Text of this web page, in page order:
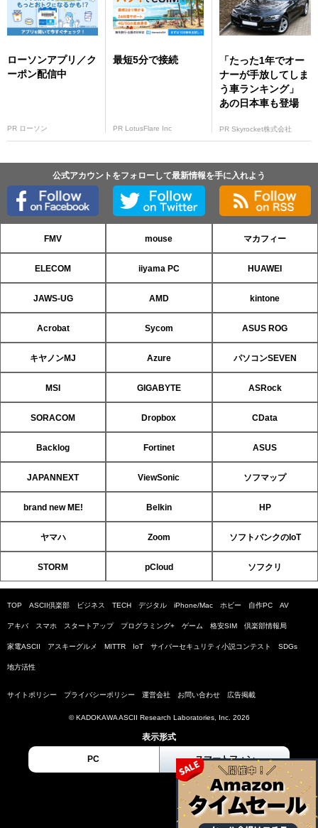
ローソンアプリ／ク
ーポン配信中
PR ローソン
最短5分で接続
PR LotusFlare Inc
「たった1年でオー
ナーが手放してしま
う車ランキング」
あの日本車も登場
PR Skyrocket株式会社
公式アカウントをフォローして最新情報を手に入れよう
FMV mouse マカフィー
ELECOM iiyama PC HUAWEI
JAWS-UG AMD kintone
Acrobat Sycom ASUS ROG
キヤノンMJ Azure パソコンSEVEN
MSI GIGABYTE ASRock
SORACOM Dropbox CData
Backlog Fortinet ASUS
JAPANNEXT ViewSonic ソフマップ
brand new ME! Belkin HP
ヤマハ Zoom ソフトバンクのIoT
STORM pCloud ソフクリ
TOP ASCII倶楽部 ビジネス TECH デジタル iPhone/Mac ホビー 自作PC AV
アキバ スマホ スタートアップ プログラミング+ ゲーム 格安SIM 倶楽部情報局
家電ASCII アスキーグルメ MITTR IoT サイバーセキュリティ小説コンテスト SDGs
地方活性
サイトポリシー プライバシーポリシー 運営会社 お問い合わせ 広告掲載
© KADOKAWA ASCII Research Laboratories, Inc. 2026
表示形式
PC スマートフォン